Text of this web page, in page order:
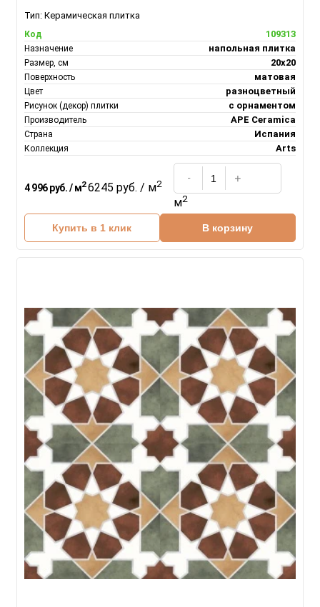
Тип: Керамическая плитка
Код 109313
Назначение напольная плитка
Размер, см 20x20
Поверхность матовая
Цвет разноцветный
Рисунок (декор) плитки с орнаментом
Производитель APE Ceramica
Страна Испания
Коллекция Arts
4 996 руб. / м26245 руб. / м2
м2
Купить в 1 клик В корзину